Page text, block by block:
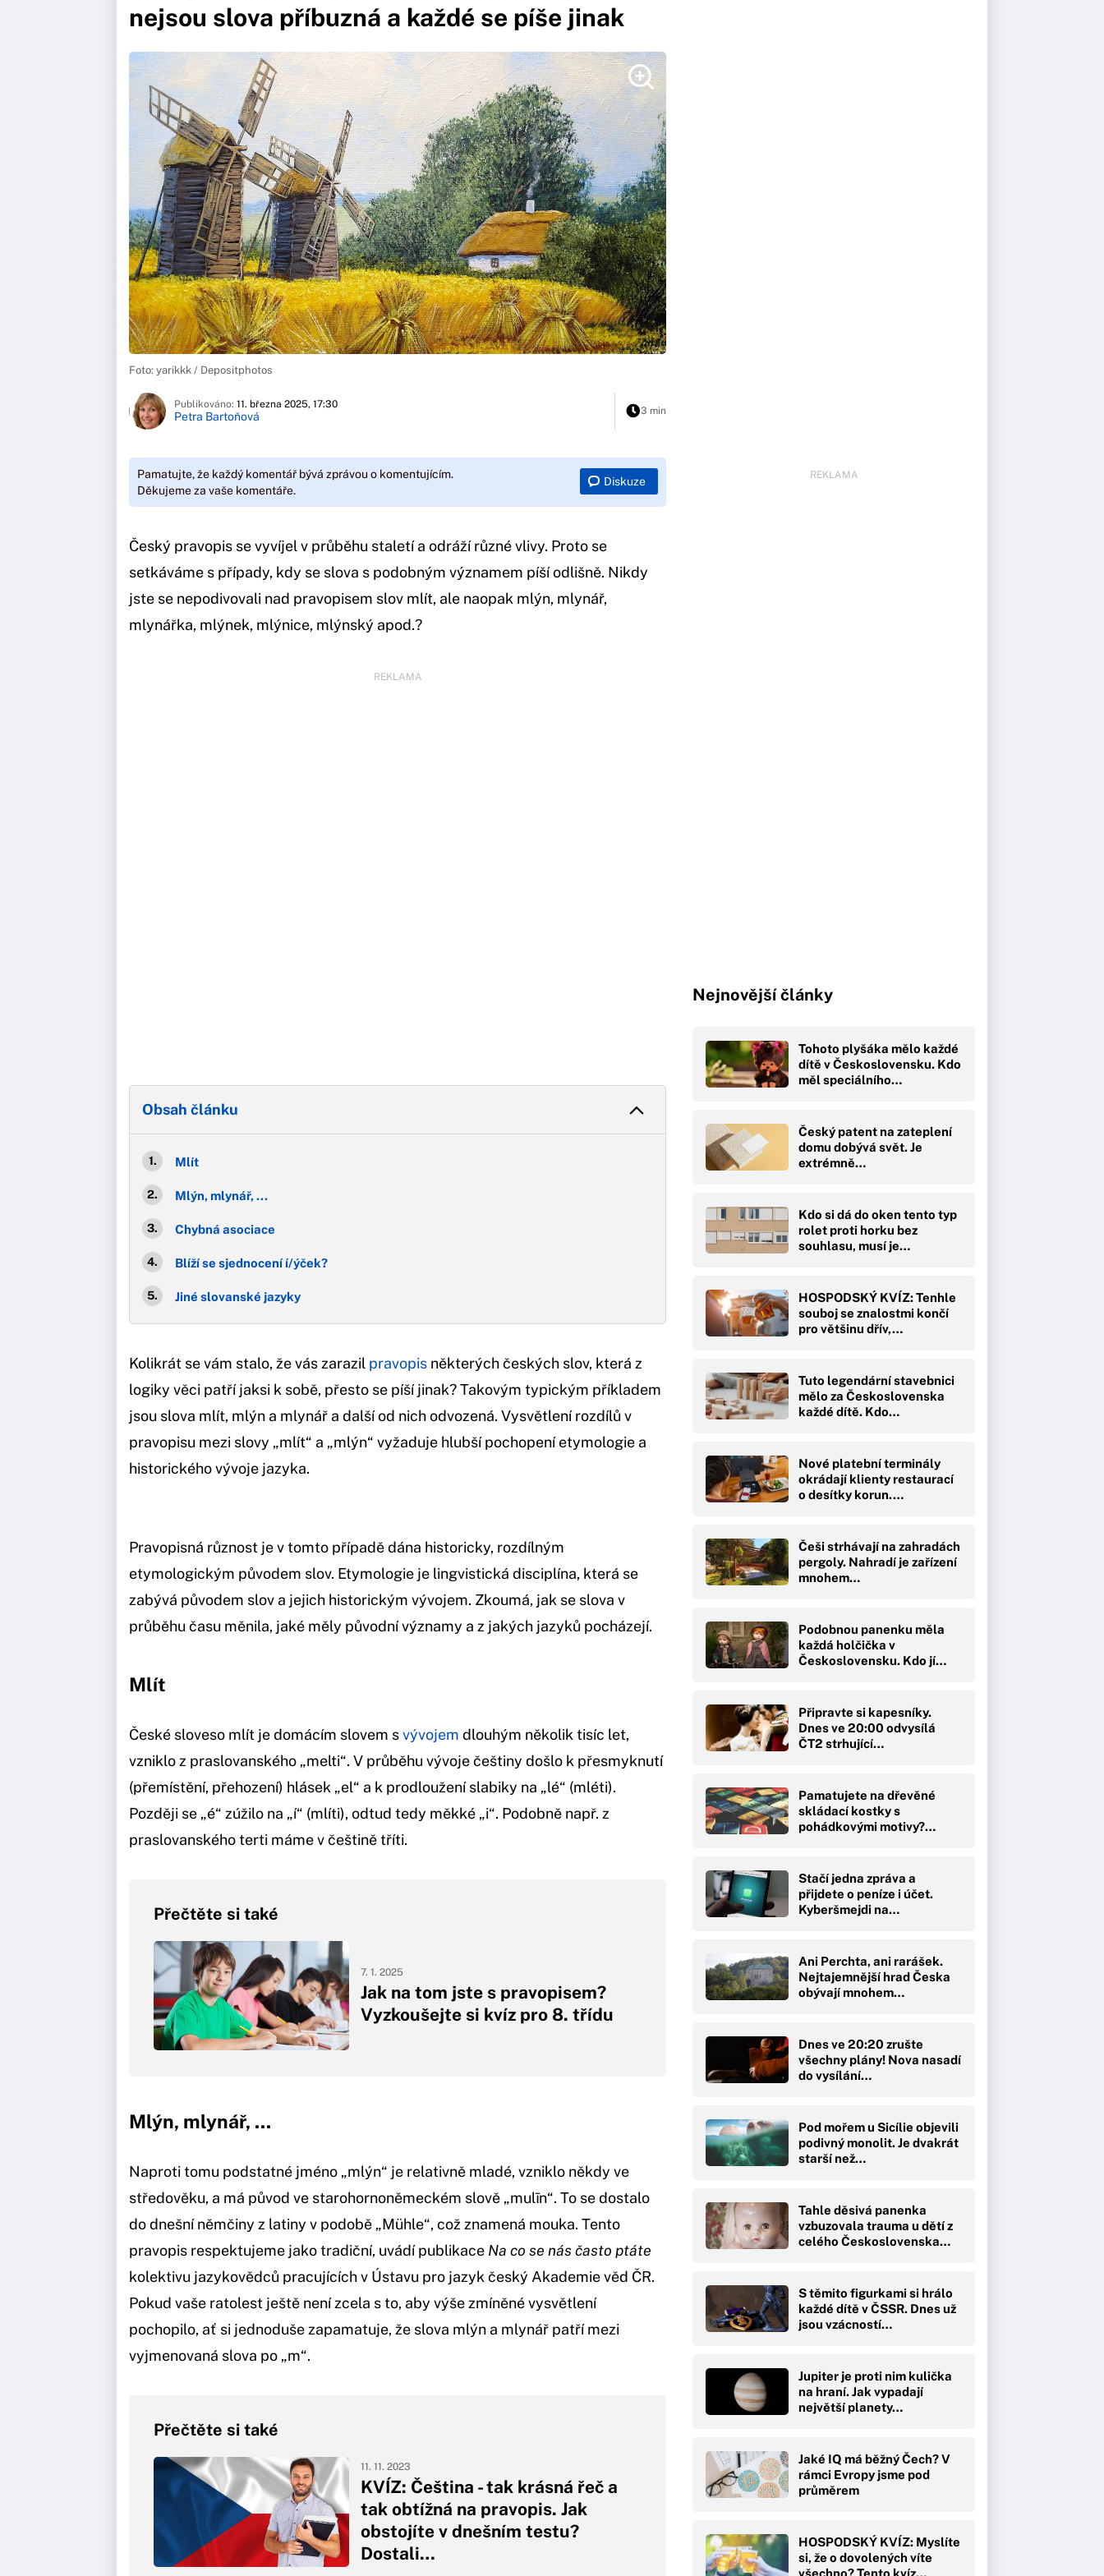
nejsou slova příbuzná a každé se píše jinak
Foto: yarikkk / Depositphotos
Publikováno: 11. března 2025, 17:30
Petra Bartoňová 3 min
Pamatujte, že každý komentář bývá zprávou o komentujícím.
Děkujeme za vaše komentáře.
Diskuze
Český pravopis se vyvíjel v průběhu staletí a odráží různé vlivy. Proto se
setkáváme s případy, kdy se slova s podobným významem píší odlišně. Nikdy
jste se nepodivovali nad pravopisem slov mlít, ale naopak mlýn, mlynář,
mlynářka, mlýnek, mlýnice, mlýnský apod.?
REKLAMA
Obsah článku
Mlít
Mlýn, mlynář, ...
Chybná asociace
Blíží se sjednocení í/ýček?
Jiné slovanské jazyky
Kolikrát se vám stalo, že vás zarazil pravopis některých českých slov, která z
logiky věci patří jaksi k sobě, přesto se píší jinak? Takovým typickým příkladem
jsou slova mlít, mlýn a mlynář a další od nich odvozená. Vysvětlení rozdílů v
pravopisu mezi slovy „mlít“ a „mlýn“ vyžaduje hlubší pochopení etymologie a
historického vývoje jazyka.
Pravopisná různost je v tomto případě dána historicky, rozdílným
etymologickým původem slov. Etymologie je lingvistická disciplína, která se
zabývá původem slov a jejich historickým vývojem. Zkoumá, jak se slova v
průběhu času měnila, jaké měly původní významy a z jakých jazyků pocházejí.
Mlít
České sloveso mlít je domácím slovem svývojem dlouhým několik tisíc let,
vzniklo z praslovanského „melti“. V průběhu vývoje češtiny došlo k přesmyknutí
(přemístění, přehození) hlásek „el“ a k prodloužení slabiky na „lé“ (mléti).
Později se „é“ zúžilo na „í“ (mlíti), odtud tedy měkké „i“. Podobně např. z
praslovanského terti máme v češtině tříti.
Přečtěte si také
Jak na tom jste s pravopisem?
Vyzkoušejte si kvíz pro 8. třídu
7. 1. 2025
Mlýn, mlynář, ...
Naproti tomu podstatné jméno „mlýn“ je relativně mladé, vzniklo někdy ve
středověku, a má původ ve starohornoněmeckém slově „mulīn“. To se dostalo
do dnešní němčiny z latiny v podobě „Mühle“, což znamená mouka. Tento
pravopis respektujeme jako tradiční, uvádí publikace Na co se nás často ptáte
kolektivu jazykovědců pracujících v Ústavu pro jazyk český Akademie věd ČR.
Pokud vaše ratolest ještě není zcela s to, aby výše zmíněné vysvětlení
pochopilo, ať si jednoduše zapamatuje, že slova mlýn a mlynář patří mezi
vyjmenovaná slova po „m“.
Přečtěte si také
KVÍZ: Čeština - tak krásná řeč a
tak obtížná na pravopis. Jak
obstojíte v dnešním testu?
Dostali…
11. 11. 2023
REKLAMA
Nejnovější články
Tohoto plyšáka mělo každé
dítě v Československu. Kdo
měl speciálního…
Český patent na zateplení
domu dobývá svět. Je
extrémně…
Kdo si dá do oken tento typ
rolet proti horku bez
souhlasu, musí je…
HOSPODSKÝ KVÍZ: Tenhle
souboj se znalostmi končí
pro většinu dřív,…
Tuto legendární stavebnici
mělo za Československa
každé dítě. Kdo…
Nové platební terminály
okrádají klienty restaurací
o desítky korun.…
Češi strhávají na zahradách
pergoly. Nahradí je zařízení
mnohem…
Podobnou panenku měla
každá holčička v
Československu. Kdo jí…
Připravte si kapesníky.
Dnes ve 20:00 odvysílá
ČT2 strhující…
Pamatujete na dřevěné
skládací kostky s
pohádkovými motivy?…
Stačí jedna zpráva a
přijdete o peníze i účet.
Kyberšmejdi na…
Ani Perchta, ani rarášek.
Nejtajemnější hrad Česka
obývají mnohem…
Dnes ve 20:20 zrušte
všechny plány! Nova nasadí
do vysílání…
Pod mořem u Sicílie objevili
podivný monolit. Je dvakrát
starší než…
Tahle děsivá panenka
vzbuzovala trauma u dětí z
celého Československa…
S těmito figurkami si hrálo
každé dítě v ČSSR. Dnes už
jsou vzácností…
Jupiter je proti nim kulička
na hraní. Jak vypadají
největší planety…
Jaké IQ má běžný Čech? V
rámci Evropy jsme pod
průměrem
HOSPODSKÝ KVÍZ: Myslíte
si, že o dovolených víte
všechno? Tento kvíz…